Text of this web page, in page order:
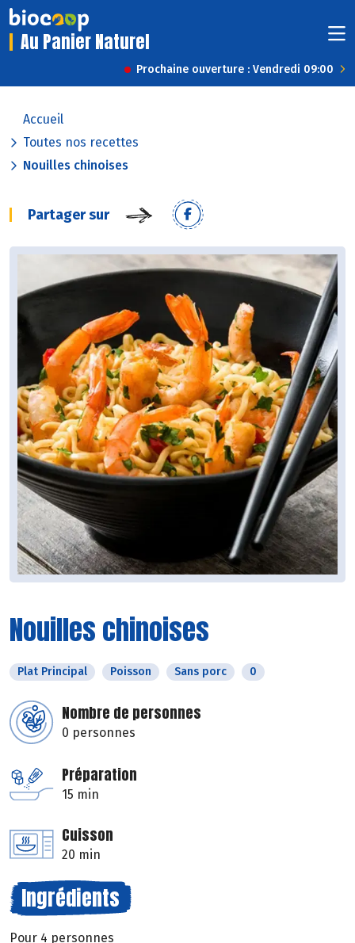
Au Panier Naturel
Prochaine ouverture : Vendredi 09:00
Accueil
Toutes nos recettes
Nouilles chinoises
Partager sur
Nouilles chinoises
Plat Principal Poisson Sans porc 0
Nombre de personnes
0 personnes
Préparation
15 min
Cuisson
20 min
Ingrédients
Pour 4 personnes